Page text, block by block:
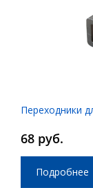
Переходники
68 руб.
Подробнее